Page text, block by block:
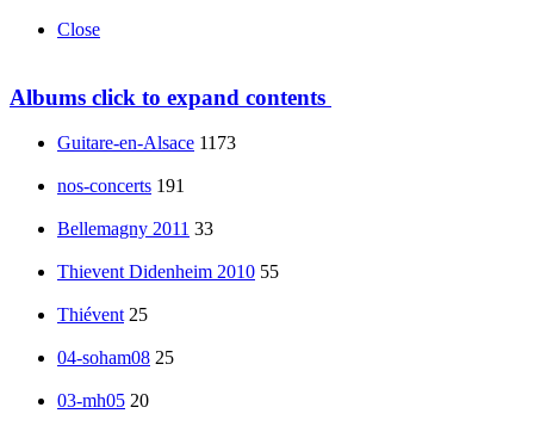
Close
Albums click to expand contents
Guitare-en-Alsace 1173
nos-concerts 191
Bellemagny 2011 33
Thievent Didenheim 2010 55
Thiévent 25
04-soham08 25
03-mh05 20